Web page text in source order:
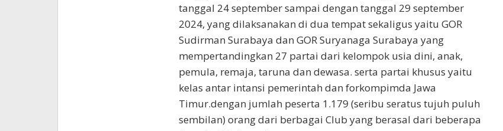
tanggal 24 september sampai dengan tanggal 29 september
2024, yang dilaksanakan di dua tempat sekaligus yaitu GOR
Sudirman Surabaya dan GOR Suryanaga Surabaya yang
mempertandingkan 27 partai dari kelompok usia dini, anak,
pemula, remaja, taruna dan dewasa. serta partai khusus yaitu
kelas antar intansi pemerintah dan forkompimda Jawa
Timur.dengan jumlah peserta 1.179 (seribu seratus tujuh puluh
sembilan) orang dari berbagai Club yang berasal dari beberapa